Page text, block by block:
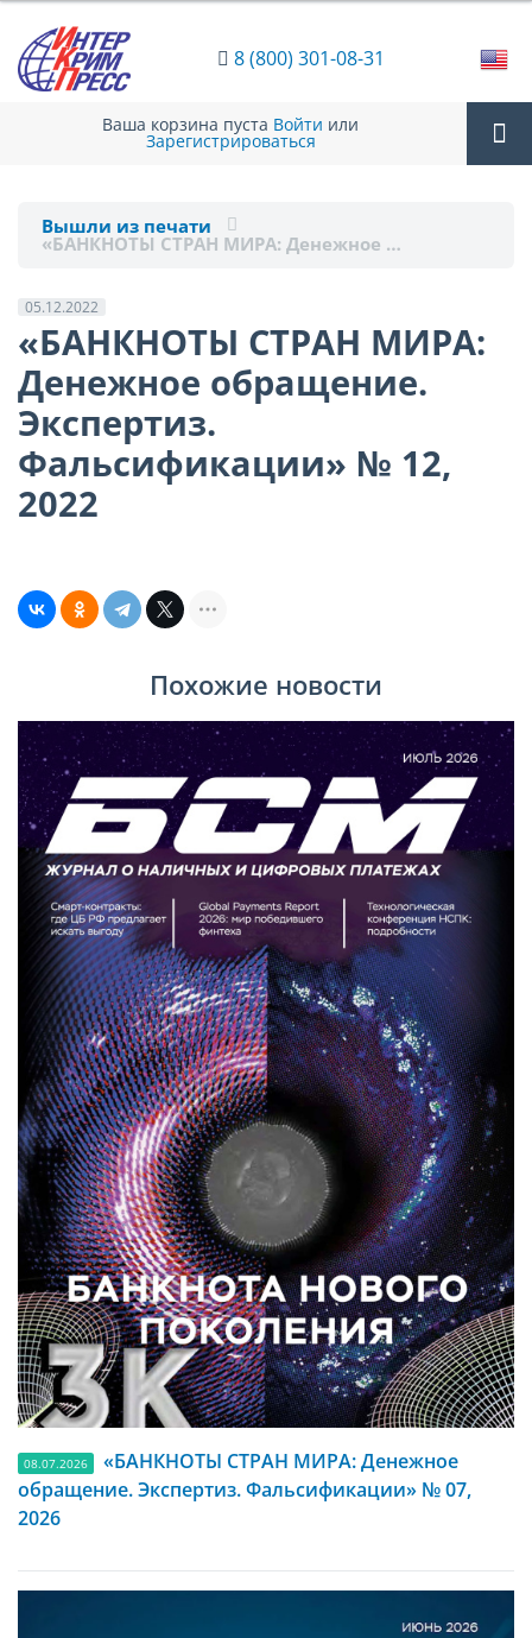
8 (800) 301-08-31
Ваша корзина пуста Войти или
Зарегистрироваться
Вышли из печати
«БАНКНОТЫ СТРАН МИРА: Денежное …
05.12.2022
«БАНКНОТЫ СТРАН МИРА:
Денежное обращение.
Экспертиз.
Фальсификации» № 12,
2022
Похожие новости
08.07.2026
«БАНКНОТЫ СТРАН МИРА: Денежное
обращение. Экспертиз. Фальсификации» № 07,
2026